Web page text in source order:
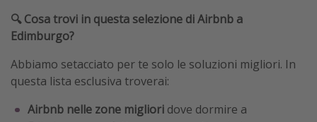
🔍 Cosa trovi in questa selezione di Airbnb a
Edimburgo?
Abbiamo setacciato per te solo le soluzioni migliori. In
questa lista esclusiva troverai:
Airbnb nelle zone migliori dove dormire a